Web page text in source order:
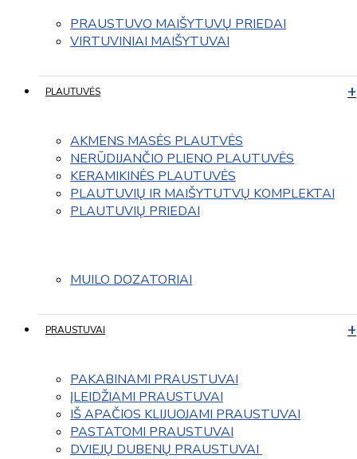
PRAUSTUVO MAIŠYTUVŲ PRIEDAI
VIRTUVINIAI MAIŠYTUVAI
PLAUTUVĖS
AKMENS MASĖS PLAUTVĖS
NERŪDIJANČIO PLIENO PLAUTUVĖS
KERAMIKINĖS PLAUTUVĖS
PLAUTUVIŲ IR MAIŠYTUTVŲ KOMPLEKTAI
PLAUTUVIŲ PRIEDAI
MUILO DOZATORIAI
PRAUSTUVAI
PAKABINAMI PRAUSTUVAI
ĮLEIDŽIAMI PRAUSTUVAI
IŠ APAČIOS KLIJUOJAMI PRAUSTUVAI
PASTATOMI PRAUSTUVAI
DVIEJŲ DUBENŲ PRAUSTUVAI